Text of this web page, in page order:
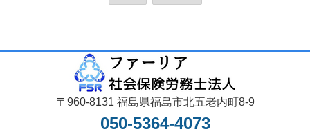
〒960-8131 福島県福島市北五老内町8-9
050-5364-4073